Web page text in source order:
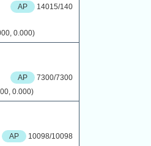
AP
14015/140
0.000)
AP
7300/7300
0.000)
AP 10098/10098